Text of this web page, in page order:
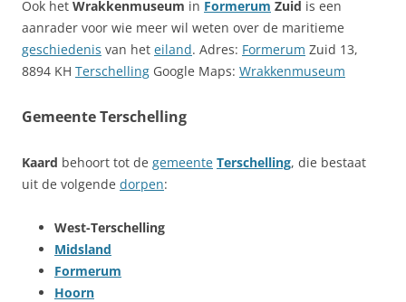
Ook het Wrakkenmuseum in Formerum Zuid is een
aanrader voor wie meer wil weten over de maritieme
geschiedenis van het eiland. Adres: Formerum Zuid 13,
8894 KH Terschelling Google Maps: Wrakkenmuseum
Gemeente Terschelling
Kaard behoort tot de gemeente Terschelling, die bestaat
uit de volgende dorpen:
West-Terschelling
Midsland
Formerum
Hoorn